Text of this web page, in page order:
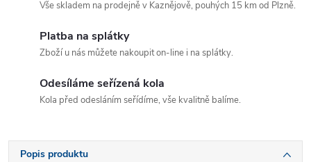
Vše skladem na prodejně v Kaznějově, pouhých 15 km od Plzně.
Platba na splátky
Zboží u nás můžete nakoupit on-line i na splátky.
Odesíláme seřízená kola
Kola před odesláním seřídíme, vše kvalitně balíme.
Popis produktu